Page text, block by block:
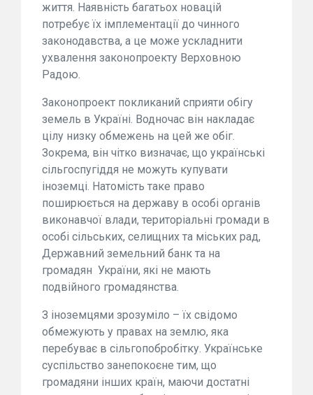
життя. Наявність багатьох новацій
потребує їх імплементації до чинного
законодавства, а це може ускладнити
ухвалення законопроекту Верховною
Радою.
Законопроект покликаний сприяти обігу
земель в Україні. Водночас він накладає
цілу низку обмежень на цей же обіг.
Зокрема, він чітко визначає, що українські
сільгоспугіддя не можуть купувати
іноземці. Натомість таке право
поширюється на державу в особі органів
виконавчої влади, територіальні громади в
особі сільських, селищних та міських рад,
Державний земельний банк та на
громадян України, які не мають
подвійного громадянства.
З іноземцями зрозуміло – їх свідомо
обмежують у правах на землю, яка
перебуває в сільгопобробітку. Українське
суспільство занепокоєне тим, що
громадяни інших країн, маючи достатні